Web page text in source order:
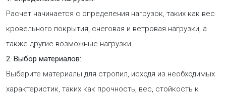
Расчет начинается с определения нагрузок, таких как вес
кровельного покрытия, снеговая и ветровая нагрузки, а
также другие возможные нагрузки.
2. Выбор материалов:
Выберите материалы для стропил, исходя из необходимых
характеристик, таких как прочность, вес, стойкость к